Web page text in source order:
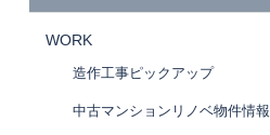
ゲ
WORK
造作工事ピックアップ
中古マンションリノベ物件情報